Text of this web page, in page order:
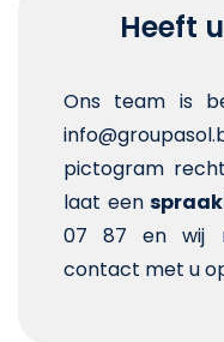
Heeft
Ons team is
pictogram
laat een
07 87 en wij
contact met u